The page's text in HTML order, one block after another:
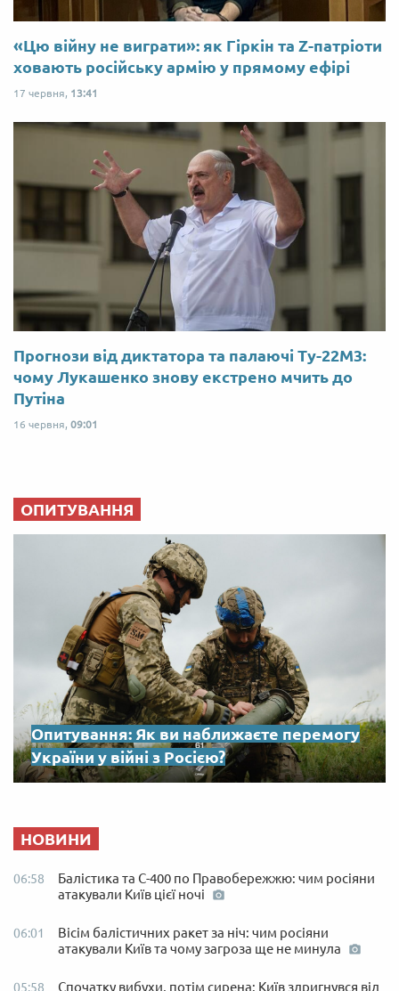
«Цю війну не виграти»: як Гіркін та Z-патріоти
ховають російську армію у прямому ефірі
17 червня, 13:41
Прогнози від диктатора та палаючі Ту-22М3:
чому Лукашенко знову екстрено мчить до
Путіна
16 червня, 09:01
ОПИТУВАННЯ
Опитування: Як ви наближаєте перемогу
України у війні з Росією?
НОВИНИ
06:58
Балістика та С-400 по Правобережжю: чим росіяни
атакували Київ цієї ночі
06:01
Вісім балістичних ракет за ніч: чим росіяни
атакували Київ та чому загроза ще не минула
05:58 Спочатку вибухи, потім сирена: Київ здригнувся від